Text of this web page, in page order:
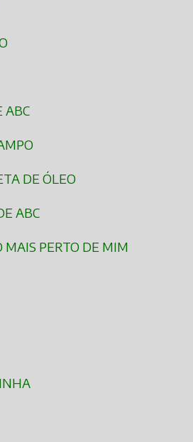
ABC
DE ÓLEO
ABC
MAIS PERTO DE MIM